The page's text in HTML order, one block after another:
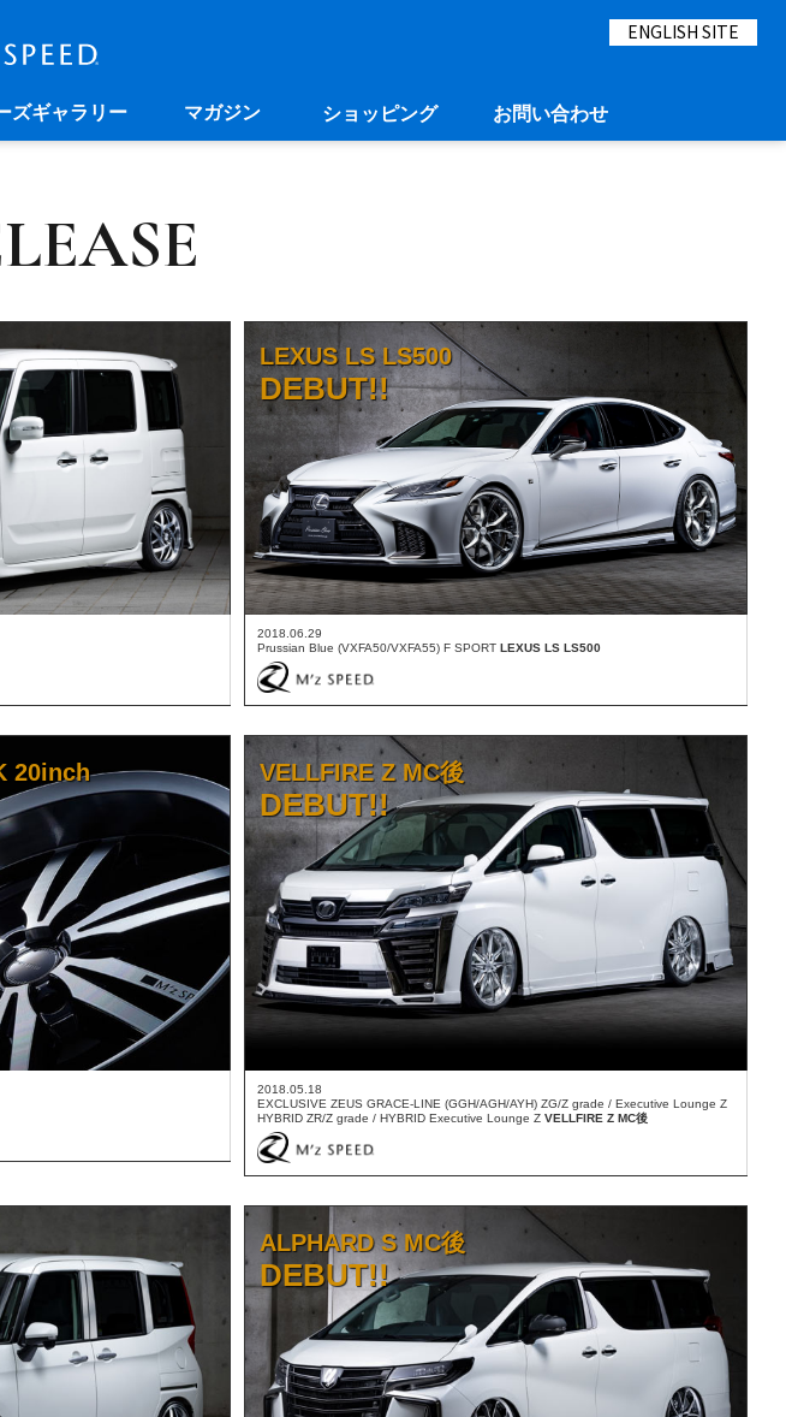
ENGLISH SITE
ズギャラリー マガジン ショッピング お問い合わせ
LEXUS LS LS500
DEBUT!!
2018.06.29
Prussian Blue (VXFA50/VXFA55) F SPORT LEXUS LS LS500
20inch VELLFIRE Z MC後
DEBUT!!
2018.05.18
EXCLUSIVE ZEUS GRACE-LINE (GGH/AGH/AYH) ZG/Z grade / Executive Lounge Z
HYBRID ZR/Z grade / HYBRID Executive Lounge Z VELLFIRE Z MC後
ALPHARD S MC後
DEBUT!!